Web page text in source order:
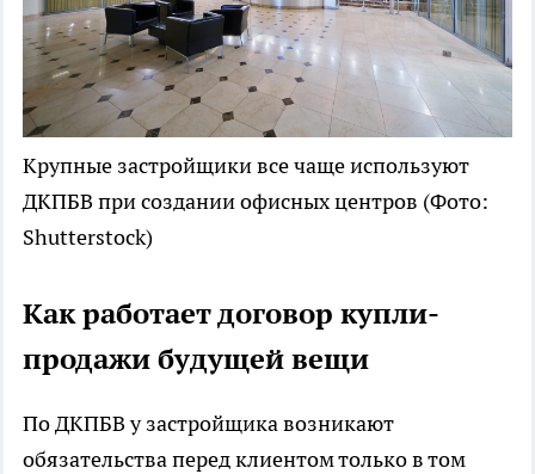
Крупные застройщики все чаще используют
ДКПБВ при создании офисных центров (Фото:
Shutterstock)
Как работает договор купли-
продажи будущей вещи
По ДКПБВ у застройщика возникают
обязательства перед клиентом только в том